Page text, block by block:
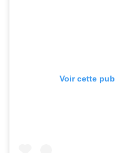
Voir cette